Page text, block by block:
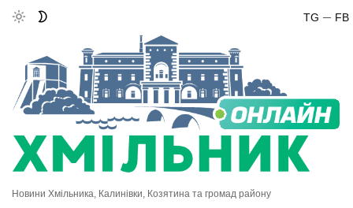
FB
TG
Новини Хмільника, Калинівки, Козятина та громад району